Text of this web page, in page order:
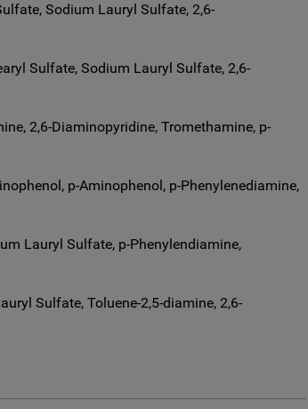
Sodium Lauryl Sulfate, 2,6-
Sulfate, Sodium Lauryl Sulfate, 2,6-
2,6-Diaminopyridine, Tromethamine, p-
p-Aminophenol, p-Phenylenediamine,
Lauryl Sulfate, p-Phenylendiamine,
Sulfate, Toluene-2,5-diamine, 2,6-